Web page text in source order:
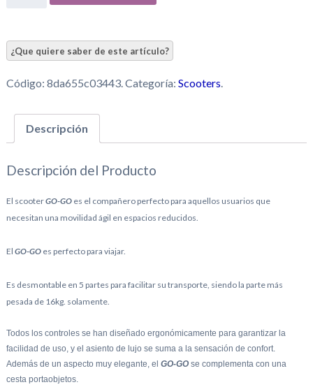
Código: 8da655c03443. Categoría: Scooters
Descripción
Descripción del Producto
El scooterGO-GOes el compañero perfecto para aquellos usuarios que
necesitan una movilidad ágil en espacios reducidos.
El GO-GOes perfecto para viajar.
Es desmontable en 5 partes para facilitar su transporte, siendo la parte más
pesada de 16kg. solamente.
Todos los controles se han diseñado ergonómicamente para garantizar la
facilidad de uso, y el asiento de lujo se suma a la sensación de confort.
Además de un aspecto muy elegante, el GO-GOse complementa con una
cesta portaobjetos.